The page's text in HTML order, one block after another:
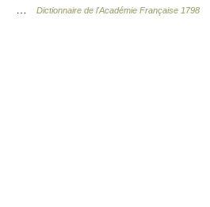
Dictionnaire de l'Académie Française 1798